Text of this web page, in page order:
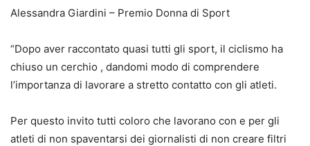
Alessandra Giardini – Premio Donna di Sport
“Dopo aver raccontato quasi tutti gli sport, il ciclismo ha
chiuso un cerchio , dandomi modo di comprendere
l’importanza di lavorare a stretto contatto con gli atleti.
Per questo invito tutti coloro che lavorano con e per gli
atleti di non spaventarsi dei giornalisti di non creare filtri